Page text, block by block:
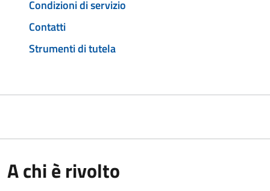
Condizioni di servizio
Contatti
Strumenti di tutela
A chi è rivolto